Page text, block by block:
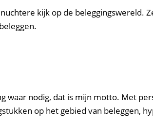
kijk op de beleggingswereld.
waar nodig, dat is mijn motto. Met
op het gebied van beleggen,